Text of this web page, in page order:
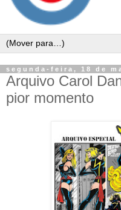
segunda-feira, 18 de
Arquivo Carol
pior momento